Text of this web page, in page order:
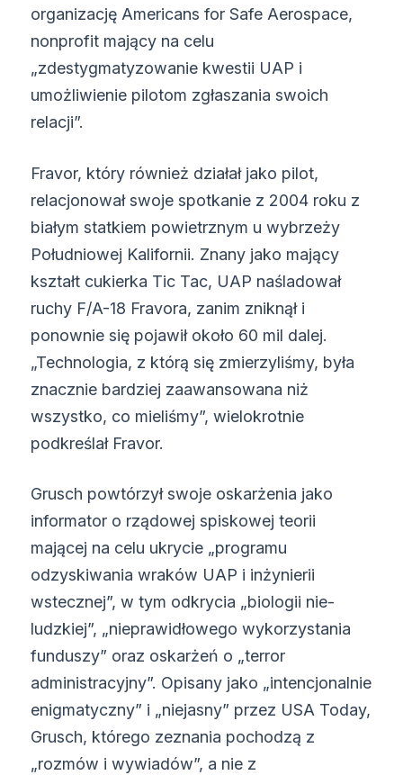
organizację Americans for Safe Aerospace,
nonprofit mający na celu
„zdestygmatyzowanie kwestii UAP i
umożliwienie pilotom zgłaszania swoich
relacji”.
Fravor, który również działał jako pilot,
relacjonował swoje spotkanie z 2004 roku z
białym statkiem powietrznym u wybrzeży
Południowej Kalifornii. Znany jako mający
kształt cukierka Tic Tac, UAP naśladował
ruchy F/A-18 Fravora, zanim zniknął i
ponownie się pojawił około 60 mil dalej.
„Technologia, z którą się zmierzyliśmy, była
znacznie bardziej zaawansowana niż
wszystko, co mieliśmy”, wielokrotnie
podkreślał Fravor.
Grusch powtórzył swoje oskarżenia jako
informator o rządowej spiskowej teorii
mającej na celu ukrycie „programu
odzyskiwania wraków UAP i inżynierii
wstecznej”, w tym odkrycia „biologii nie-
ludzkiej”, „nieprawidłowego wykorzystania
funduszy” oraz oskarżeń o „terror
administracyjny”. Opisany jako „intencjonalnie
enigmatyczny” i „niejasny” przez USA Today,
Grusch, którego zeznania pochodzą z
„rozmów i wywiadów”, a nie z